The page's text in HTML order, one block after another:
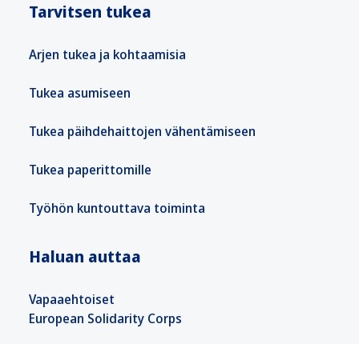
Tarvitsen tukea
Arjen tukea ja kohtaamisia
Tukea asumiseen
Tukea päihdehaittojen vähentämiseen
Tukea paperittomille
Työhön kuntouttava toiminta
Haluan auttaa
Vapaaehtoiset
European Solidarity Corps